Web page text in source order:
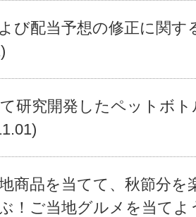
び配当予想の修正に関す
研究開発したペットボ
商品を当てて、秋節分を
！ご当地グルメを当てよ